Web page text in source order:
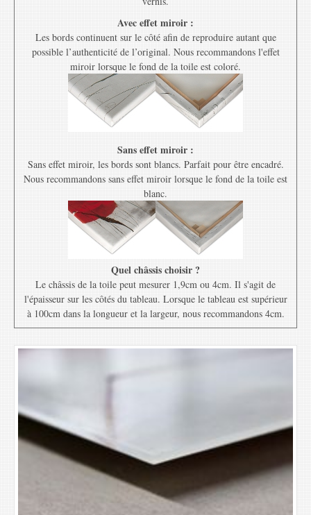
Avec effet miroir :
Les bords continuent sur le côté afin de reproduire autant que
possible l’authenticité de l’original. Nous recommandons l'effet
miroir lorsque le fond de la toile est coloré.
Sans effet miroir :
Sans effet miroir, les bords sont blancs. Parfait pour être encadré.
Nous recommandons sans effet miroir lorsque le fond de la toile est
blanc.
Quel châssis choisir ?
Le châssis de la toile peut mesurer 1,9cm ou 4cm. Il s'agit de
l'épaisseur sur les côtés du tableau. Lorsque le tableau est supérieur
à 100cm dans la longueur et la largeur, nous recommandons 4cm.